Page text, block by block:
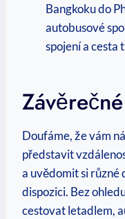
Bangkoku ⁤do
autobusové
spojení a cesta
Doufáme, ⁣že vám
představit
a uvědomit⁣ si⁢
dispozici.⁢ Bez
cestovat ⁣letadlem,